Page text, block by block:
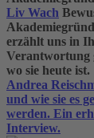
Liv Wach
erzählt uns in
Verantwortung
wo sie heute ist.
Andrea
und wie sie es
werden. Ein
Interview.